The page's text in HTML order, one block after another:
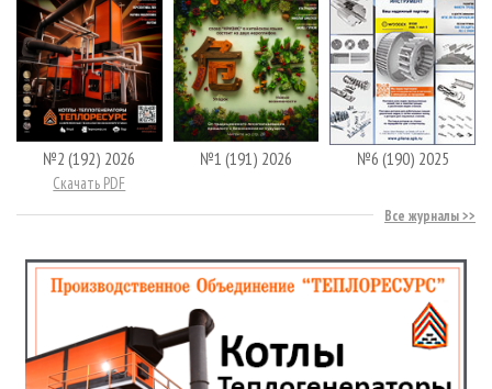
№2 (192) 2026
Скачать PDF
№1 (191) 2026 №6 (190) 2025
Все журналы